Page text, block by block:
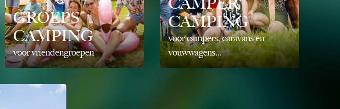
GROEPS
CAMPING
voor vriendengroepen
CAMPING
voor campers, caravans en
vouwwagens...